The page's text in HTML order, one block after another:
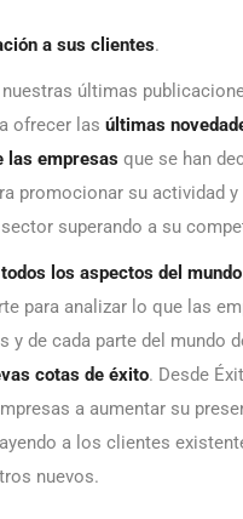
a sus clientes.
últimas
ofrecer las últimas
las empresas que se han
promocionar su actividad y
superando a su
los aspectos del
para analizar lo que las
y de cada parte del mundo
cotas de éxito. Desde
a aumentar su
a los clientes
nuevos.